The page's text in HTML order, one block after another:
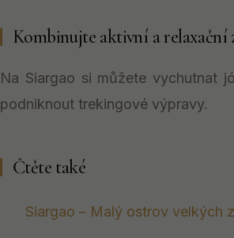
Kombinujte aktivní a relaxační
Na Siargao si můžete vychutnat
podniknout trekingové výpravy.
Čtěte také
Siargao – Malý ostrov velkých